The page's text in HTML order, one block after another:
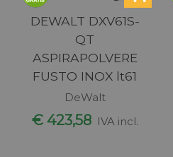
DEWALT DXV61S-
QT
ASPIRAPOLVERE
FUSTO INOX lt61
DeWalt
€ 423,58 IVA incl.